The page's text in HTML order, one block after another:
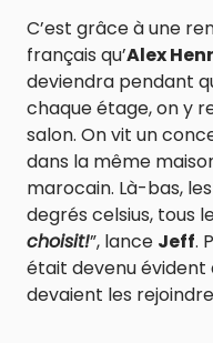
C’est grâce à une
français qu’Alex
deviendra pendant
chaque étage, on y
salon. On vit un
dans la même
marocain. Là-bas,
degrés celsius, tous
choisit!”, lance Jeff.
était devenu évident
devaient les